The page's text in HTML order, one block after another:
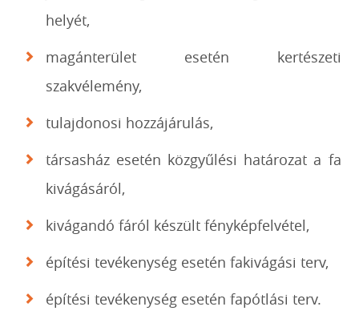
helyét,
magánterület esetén kertészeti
szakvélemény,
tulajdonosi hozzájárulás,
társasház esetén közgyűlési határozat a fa
kivágásáról,
kivágandó fáról készült fényképfelvétel,
építési tevékenység esetén fakivágási terv,
építési tevékenység esetén fapótlási terv.